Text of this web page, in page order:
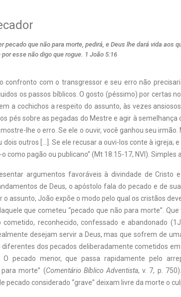
pecado que não para morte, pedirá, e Deus lhe dará vida aos
esse não digo que rogue. 1 João 5:16
confronto com o transgressor e seu erro não
os passos bíblicos. O gosto (péssimo) por certas
a cochichos a respeito do assunto, às vezes
pés sobre as pegadas do Mestre e agir à semelhança
lhe o erro. Se ele o ouvir, você ganhou seu irmão.
dois outros […]. Se ele recusar a ouvi-los conte à igreja;
como pagão ou publicano” (Mt 18:15-17, NVI). Simples
argumentos favoráveis à divindade de Cristo
de Deus, o apóstolo fala do pecado e de
o assunto, João expõe o modo pelo qual os cristãos
que cometeu “pecado que não para morte”.
reconhecido, confessado e abandonado
desejam servir a Deus, mas que sofrem de
dos pecados deliberadamente cometidos
pecado menor, que passa rapidamente pelo
morte” (Comentário Bíblico Adventista, v. 7, p.
pecado considerado “grave” deixam livre da morte o